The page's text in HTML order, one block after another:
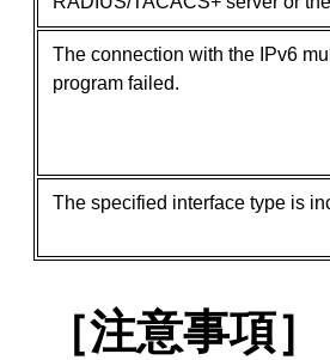
The connection with the IPv6
program failed.
The specified interface type is
［注意事項］